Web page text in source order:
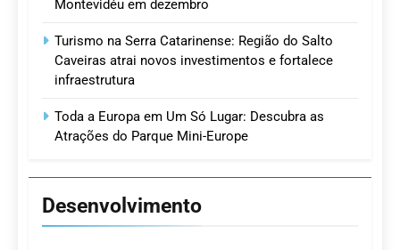
Montevidéu em dezembro
Turismo na Serra Catarinense: Região do Salto
Caveiras atrai novos investimentos e fortalece
infraestrutura
Toda a Europa em Um Só Lugar: Descubra as
Atrações do Parque Mini-Europe
Desenvolvimento